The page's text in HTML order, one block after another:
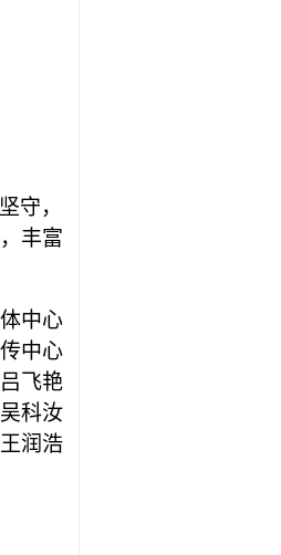
守，
丰富
中心
中心
吕飞艳
吴科汝
王润浩